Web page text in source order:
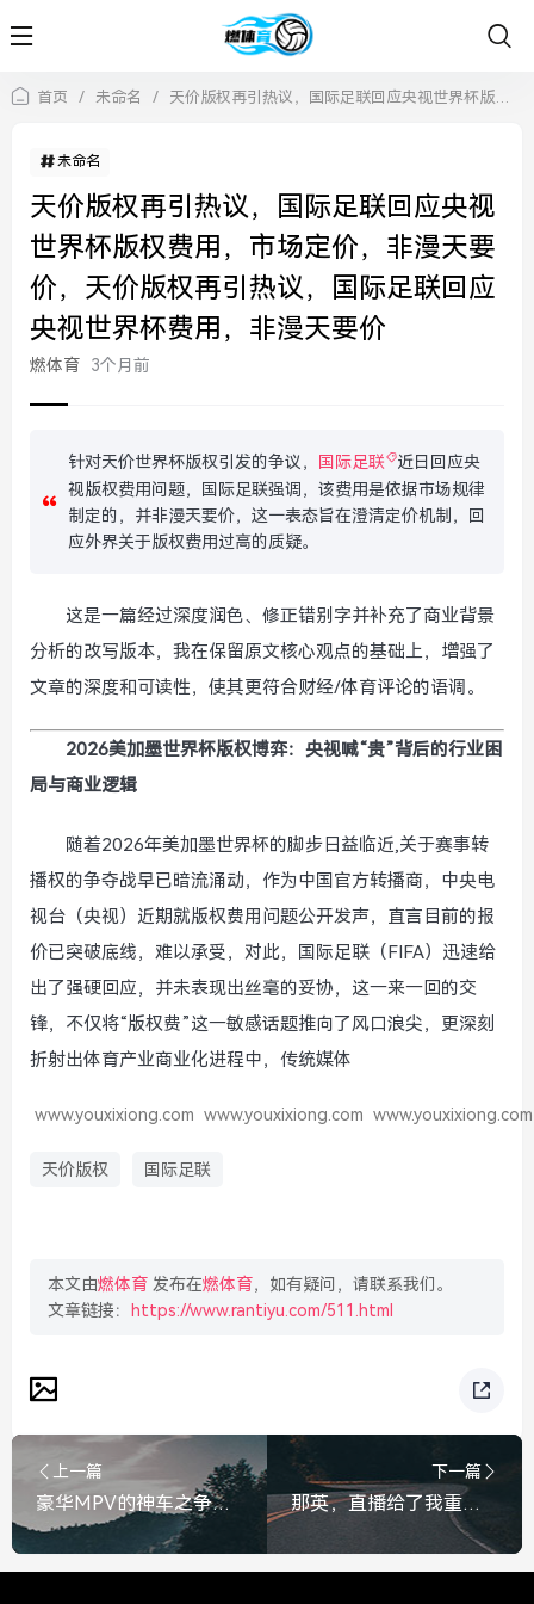
首页 / 未命名 / 天价版权再引热议，国际足联回应央视世界杯版权费用，市场定价，非漫天要价，天价版权再引热议，国际足联回应央视世界杯费用，非漫天要价
未命名
天价版权再引热议，国际足联回应央视
世界杯版权费用，市场定价，非漫天要
价，天价版权再引热议，国际足联回应
央视世界杯费用，非漫天要价
燃体育 3个月前
针对天价世界杯版权引发的争议， 国际足联
近日回应央
视版权费用问题，国际足联强调，该费用是依据市场规律
制定的，并非漫天要价，这一表态旨在澄清定价机制，回
应外界关于版权费用过高的质疑。
这是一篇经过深度润色、修正错别字并补充了商业背景
分析的改写版本，我在保留原文核心观点的基础上，增强了
文章的深度和可读性，使其更符合财经/体育评论的语调。
2026美加墨世界杯版权博弈：央视喊“贵”背后的行业困
局与商业逻辑
随着2026年美加墨世界杯的脚步日益临近,关于赛事转
播权的争夺战早已暗流涌动，作为中国官方转播商，中央电
视台（央视）近期就版权费用问题公开发声，直言目前的报
价已突破底线，难以承受，对此，国际足联（FIFA）迅速给
出了强硬回应，并未表现出丝毫的妥协，这一来一回的交
锋，不仅将“版权费”这一敏感话题推向了风口浪尖，更深刻
折射出体育产业商业化进程中，传统媒体
www.youxixiong.com www.youxixiong.com www.youxixiong.com
天价版权 国际足联
本文由燃体育 发布在燃体育，如有疑问，请联系我们。
文章链接：
https://www.rantiyu.com/511.html
上一篇
豪华MPV的神车之争，余承东全程对标埃尔法，国产高端能否彻底突围？余承东全程对标埃尔法，豪华MPV国产高端能否突围？
下一篇
那英，直播给了我重生的机会——写在歌手舞台的涅槃时刻，那英歌手舞台涅槃，直播赋予的重生时刻